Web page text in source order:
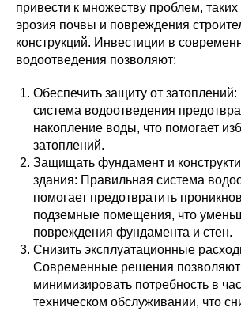
привести к множеству проблем, таких
эрозия почвы и повреждения
конструкций. Инвестиции в
водоотведения позволяют:
Обеспечить защиту от
система водоотведения
накопление воды, что помогает
затоплений.
Защищать фундамент и
здания: Правильная система
помогает предотвратить
подземные помещения, что
повреждения фундамента и стен.
Снизить эксплуатационные
Современные решения позволяют
минимизировать потребность в
техническом обслуживании, что